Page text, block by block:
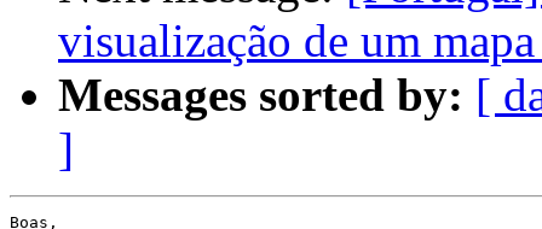
visualização de um
Messages sorted by: [
]
Boas,